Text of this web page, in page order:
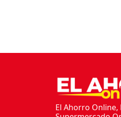
El Ahorro Online,